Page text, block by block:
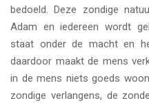
bedoeld. Deze zondige
Adam en iedereen wordt
staat onder de macht en
daardoor maakt de mens
in de mens niets goeds
zondige verlangens, de